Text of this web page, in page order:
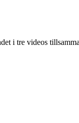
i tre videos